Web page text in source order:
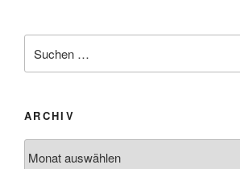
nach:
ARCHIV